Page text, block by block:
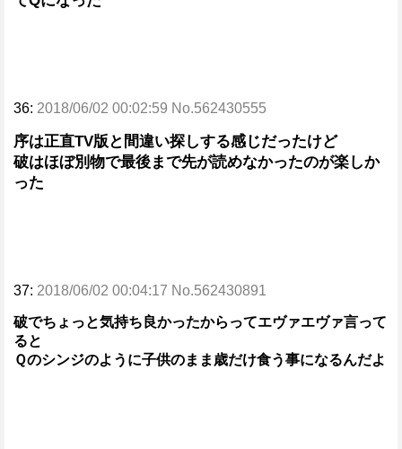
36: 2018/06/02 00:02:59 No.562430555
序は正直TV版と間違い探しする感じだったけど
破はほぼ別物で最後まで先が読めなかったのが楽しか
った
37: 2018/06/02 00:04:17 No.562430891
破でちょっと気持ち良かったからってエヴァエヴァ言って
ると
Ｑのシンジのように子供のまま歳だけ食う事になるんだよ